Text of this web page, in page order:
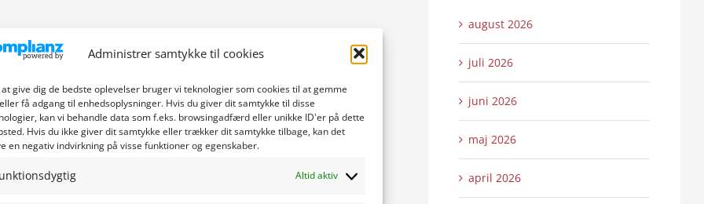
Administrer samtykke til cookies
at give dig de bedste oplevelser bruger vi teknologier som cookies til at gemme
få adgang til enhedsoplysninger. Hvis du giver dit samtykke til disse
kan vi behandle data som f.eks. browsingadfærd eller unikke ID'er på dette
Hvis du ikke giver dit samtykke eller trækker dit samtykke tilbage, kan det
en negativ indvirkning på visse funktioner og egenskaber.
Altid aktiv
august 2026
juli 2026
juni 2026
maj 2026
april 2026